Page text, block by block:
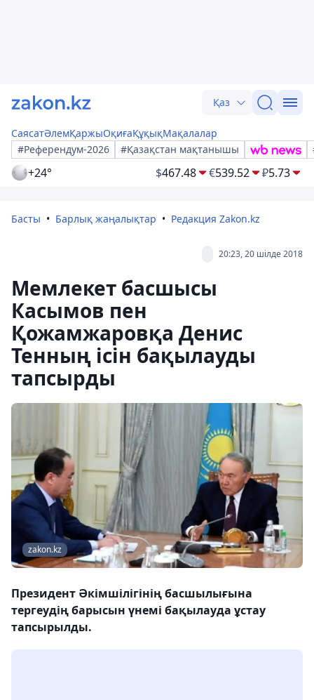
Қаз
СаясатӘлемҚаржыОқиғаҚұқықМақалалар
#Референдум-2026
#Қазақстан мақтанышы
+24° $467.48 €539.52 ₽5.73
Басты Барлық жаңалықтар Редакция Zakon.kz
20:23, 20 шілде 2018
Мемлекет басшысы
Касымов пен
Қожамжаровқа Денис
Тенның ісін бақылауды
тапсырды
zakon.kz
Президент Әкімшілігінің басшылығына
тергеудің барысын үнемі бақылауда ұстау
тапсырылды.